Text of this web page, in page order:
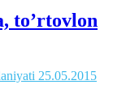
to’rtovlon
25.05.2015